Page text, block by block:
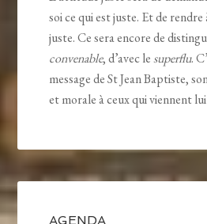
soi ce qui est juste. Et de rendre
juste. Ce sera encore de
convenable, d’avec lesuperflu.
message de St Jean Baptiste,
et morale à ceux qui viennent
AGENDA